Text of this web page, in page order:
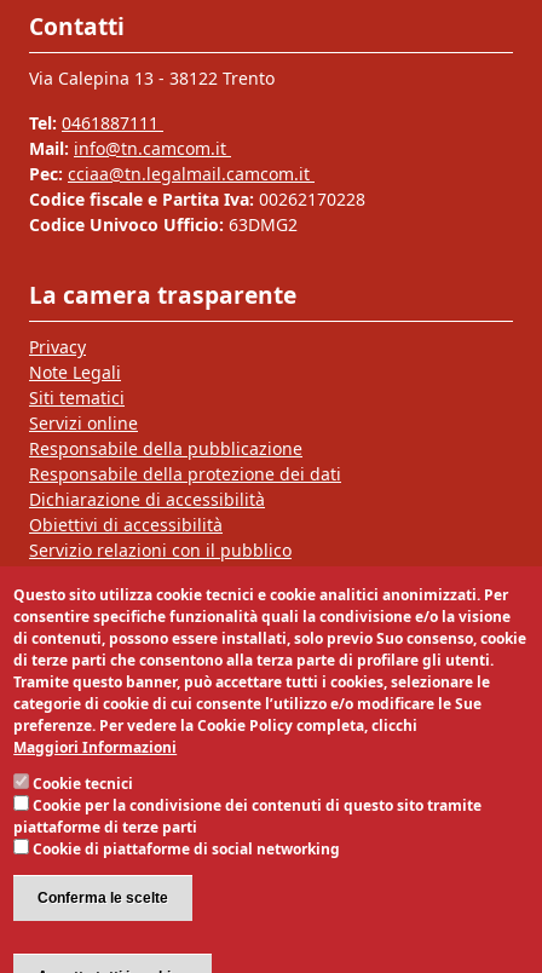
Contatti
Via Calepina 13 - 38122 Trento
Tel: 0461887111
Mail: info@tn.camcom.it
Pec: cciaa@tn.legalmail.camcom.it
Codice fiscale e Partita Iva: 00262170228
Codice Univoco Ufficio: 63DMG2
La camera trasparente
Privacy
Note Legali
Siti tematici
Servizi online
Responsabile della pubblicazione
Responsabile della protezione dei dati
Dichiarazione di accessibilità
Obiettivi di accessibilità
Servizio relazioni con il pubblico
Segui la nostra pagina:
Questo sito utilizza cookie tecnici e cookie analitici anonimizzati. Per
consentire specifiche funzionalità quali la condivisione e/o la visione
di contenuti, possono essere installati, solo previo Suo consenso, cookie
di terze parti che consentono alla terza parte di profilare gli utenti.
Tramite questo banner, può accettare tutti i cookies, selezionare le
categorie di cookie di cui consente l’utilizzo e/o modificare le Sue
preferenze. Per vedere la Cookie Policy completa, clicchi
Maggiori Informazioni
Cookie tecnici
Cookie per la condivisione dei contenuti di questo sito tramite
piattaforme di terze parti
Cookie di piattaforme di social networking
Conferma le scelte
Revoca il consenso